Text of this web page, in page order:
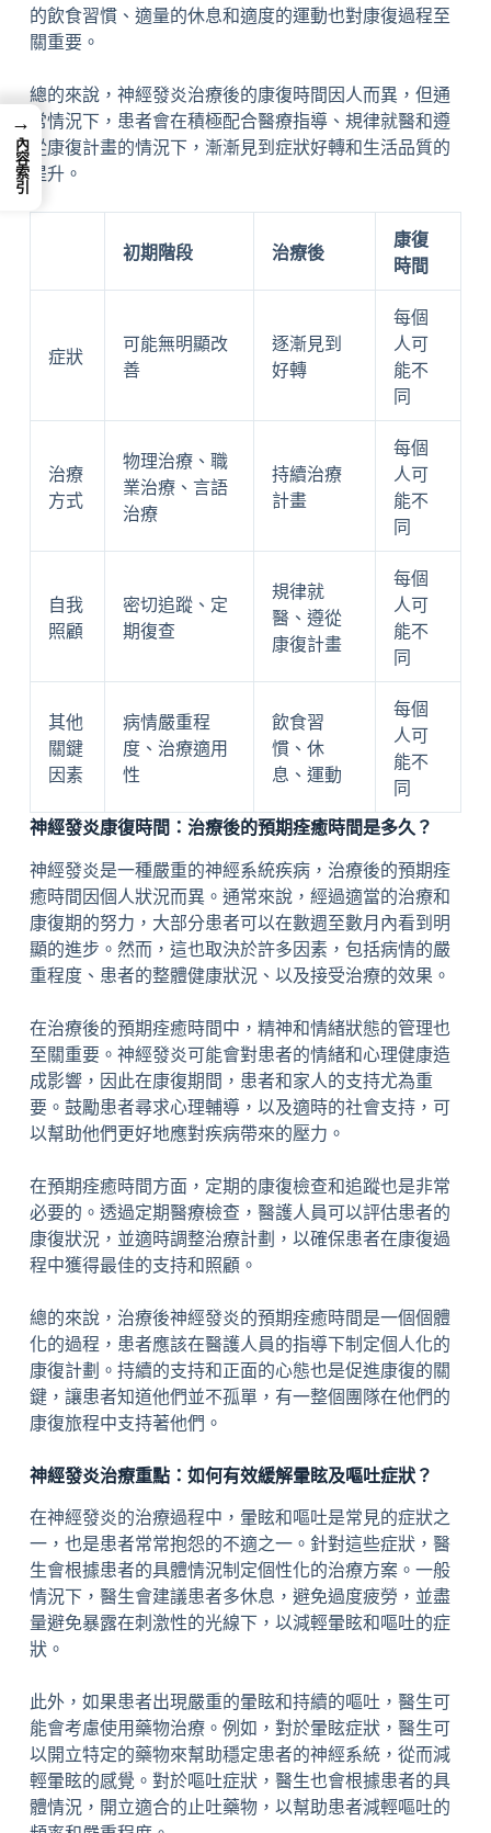
的飲食習慣、適量的休息和適度的運動也對康復過程至
關重要。
總的來說，神經發炎治療後的康復時間因人而異，但通
常情況下，患者會在積極配合醫療指導、規律就醫和遵
從康復計畫的情況下，漸漸見到症狀好轉和生活品質的
提升。
初期階段 治療後
康復
時間
症狀
可能無明顯改
善
逐漸見到
好轉
每個
人可
能不
同
治療
方式
物理治療、職
業治療、言語
治療
持續治療
計畫
每個
人可
能不
同
自我
照顧
密切追蹤、定
期復查
規律就
醫、遵從
康復計畫
每個
人可
能不
同
其他
關鍵
因素
病情嚴重程
度、治療適用
性
飲食習
慣、休
息、運動
每個
人可
能不
同
神經發炎康復時間：治療後的預期痊癒時間是多久？
神經發炎是一種嚴重的神經系統疾病，治療後的預期痊
癒時間因個人狀況而異。通常來說，經過適當的治療和
康復期的努力，大部分患者可以在數週至數月內看到明
顯的進步。然而，這也取決於許多因素，包括病情的嚴
重程度、患者的整體健康狀況、以及接受治療的效果。
在治療後的預期痊癒時間中，精神和情緒狀態的管理也
至關重要。神經發炎可能會對患者的情緒和心理健康造
成影響，因此在康復期間，患者和家人的支持尤為重
要。鼓勵患者尋求心理輔導，以及適時的社會支持，可
以幫助他們更好地應對疾病帶來的壓力。
在預期痊癒時間方面，定期的康復檢查和追蹤也是非常
必要的。透過定期醫療檢查，醫護人員可以評估患者的
康復狀況，並適時調整治療計劃，以確保患者在康復過
程中獲得最佳的支持和照顧。
總的來說，治療後神經發炎的預期痊癒時間是一個個體
化的過程，患者應該在醫護人員的指導下制定個人化的
康復計劃。持續的支持和正面的心態也是促進康復的關
鍵，讓患者知道他們並不孤單，有一整個團隊在他們的
康復旅程中支持著他們。
神經發炎治療重點：如何有效緩解暈眩及嘔吐症狀？
在神經發炎的治療過程中，暈眩和嘔吐是常見的症狀之
一，也是患者常常抱怨的不適之一。針對這些症狀，醫
生會根據患者的具體情況制定個性化的治療方案。一般
情況下，醫生會建議患者多休息，避免過度疲勞，並盡
量避免暴露在刺激性的光線下，以減輕暈眩和嘔吐的症
狀。
此外，如果患者出現嚴重的暈眩和持續的嘔吐，醫生可
能會考慮使用藥物治療。例如，對於暈眩症狀，醫生可
以開立特定的藥物來幫助穩定患者的神經系統，從而減
輕暈眩的感覺。對於嘔吐症狀，醫生也會根據患者的具
體情況，開立適合的止吐藥物，以幫助患者減輕嘔吐的
→
內容索引